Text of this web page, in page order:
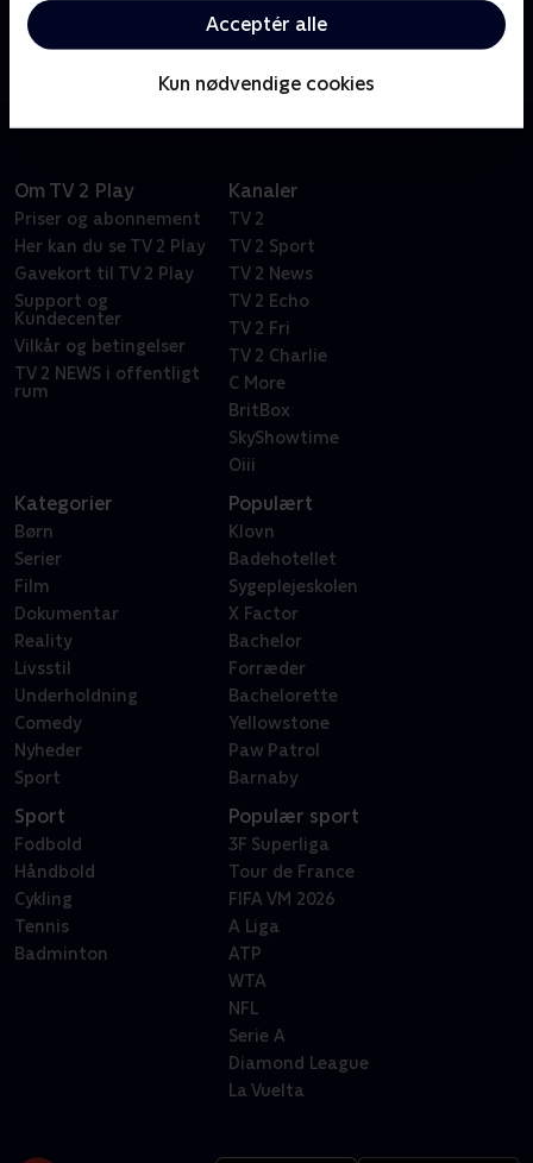
Acceptér alle
Kun nødvendige cookies
drømmehjemmene for helt almindelige mennesker.
Følg deres eventyr og hårde arbejde, når de realiserer
deres drømme om alt fra vinkældre til nye haveanlæg
Om TV 2 Play
Priser og abonnement
Her kan du se TV 2 Play
Gavekort til TV 2 Play
Support og
Kundecenter
Vilkår og betingelser
TV 2 NEWS i offentligt
rum
Kanaler
TV 2
TV 2 Sport
TV 2 News
TV 2 Echo
TV 2 Fri
TV 2 Charlie
C More
BritBox
SkyShowtime
Oiii
Kategorier
Børn
Serier
Film
Dokumentar
Reality
Livsstil
Underholdning
Comedy
Nyheder
Sport
Populært
Klovn
Badehotellet
Sygeplejeskolen
X Factor
Bachelor
Forræder
Bachelorette
Yellowstone
Paw Patrol
Barnaby
Sport
Fodbold
Håndbold
Cykling
Tennis
Badminton
Populær sport
3F Superliga
Tour de France
FIFA VM 2026
A Liga
ATP
WTA
NFL
Serie A
Diamond League
La Vuelta